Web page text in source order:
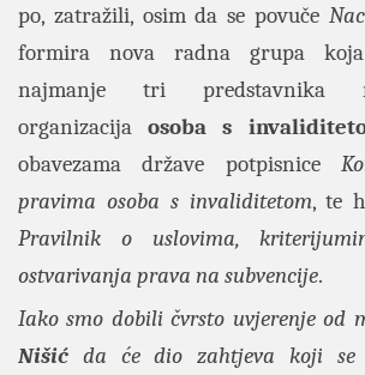
po, zatražili, osim da se povuče
formira nova radna grupa
najmanje tri predstavnika
organizacijaosoba s
obavezama države potpisnice
pravima osoba s invaliditetom, te
Pravilnik o uslovima,
ostvarivanja prava na subvencije.
Iako smo dobili čvrsto uvjerenje od
Nišić da će dio zahtjeva koji se